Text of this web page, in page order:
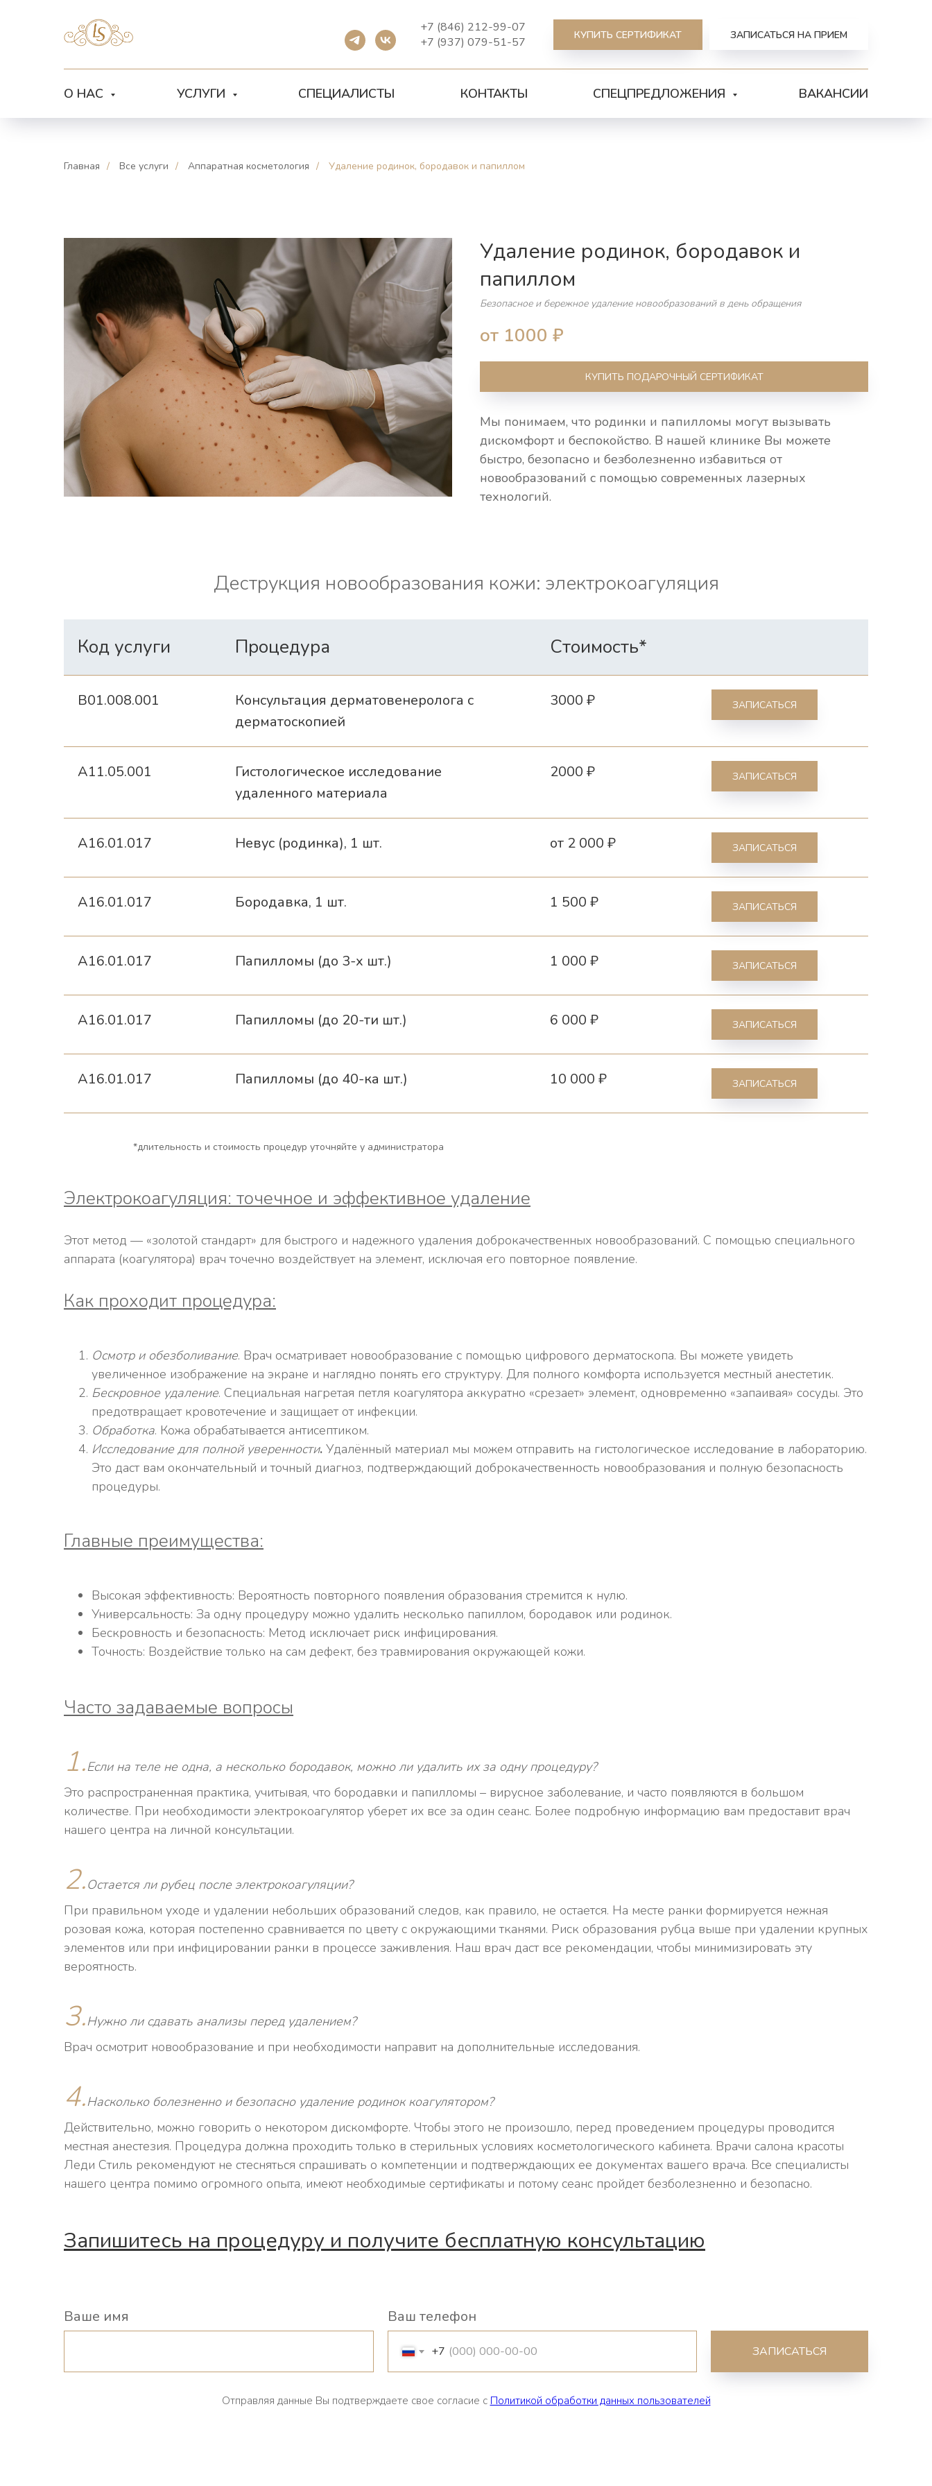
+7 (846) 212-99-07
+7 (937) 079-51-57
КУПИТЬ СЕРТИФИКАТ ЗАПИСАТЬСЯ НА ПРИЕМ
О НАС УСЛУГИ СПЕЦИАЛИСТЫ КОНТАКТЫ СПЕЦПРЕДЛОЖЕНИЯ ВАКАНСИИ
Главная / Все услуги / Аппаратная косметология / Удаление родинок, бородавок и папиллом
Удаление родинок, бородавок и
папиллом
Безопасное и бережное удаление новообразований в день обращения
от 1000 ₽
КУПИТЬ ПОДАРОЧНЫЙ СЕРТИФИКАТ
Мы понимаем, что родинки и папилломы могут вызывать
дискомфорт и беспокойство. В нашей клинике Вы можете
быстро, безопасно и безболезненно избавиться от
новообразований с помощью современных лазерных
технологий.
Деструкция новообразования кожи: электрокоагуляция
Код услуги Процедура Стоимость*
B01.008.001
Консультация дерматовенеролога с
дерматоскопией
3000 ₽ ЗАПИСАТЬСЯ
A11.05.001
Гистологическое исследование
удаленного материала
2000 ₽ ЗАПИСАТЬСЯ
A16.01.017 Невус (родинка), 1 шт. от 2 000 ₽ ЗАПИСАТЬСЯ
A16.01.017 Бородавка, 1 шт. 1 500 ₽ ЗАПИСАТЬСЯ
A16.01.017 Папилломы (до 3-х шт.) 1 000 ₽ ЗАПИСАТЬСЯ
A16.01.017 Папилломы (до 20-ти шт.) 6 000 ₽ ЗАПИСАТЬСЯ
A16.01.017 Папилломы (до 40-ка шт.) 10 000 ₽ ЗАПИСАТЬСЯ
*длительность и стоимость процедур уточняйте у администратора
Электрокоагуляция: точечное и эффективное удаление
Этот метод — «золотой стандарт» для быстрого и надежного удаления доброкачественных новообразований. С помощью специального
аппарата (коагулятора) врач точечно воздействует на элемент, исключая его повторное появление.
Как проходит процедура:
Осмотр и обезболивание. Врач осматривает новообразование с помощью цифрового дерматоскопа. Вы можете увидеть
увеличенное изображение на экране и наглядно понять его структуру. Для полного комфорта используется местный анестетик.
Бескровное удаление. Специальная нагретая петля коагулятора аккуратно «срезает» элемент, одновременно «запаивая» сосуды. Это
предотвращает кровотечение и защищает от инфекции.
Обработка. Кожа обрабатывается антисептиком.
Исследование для полной уверенности. Удалённый материал мы можем отправить на гистологическое исследование в лабораторию.
Это даст вам окончательный и точный диагноз, подтверждающий доброкачественность новообразования и полную безопасность
процедуры.
Главные преимущества:
Высокая эффективность: Вероятность повторного появления образования стремится к нулю.
Универсальность: За одну процедуру можно удалить несколько папиллом, бородавок или родинок.
Бескровность и безопасность: Метод исключает риск инфицирования.
Точность: Воздействие только на сам дефект, без травмирования окружающей кожи.
Часто задаваемые вопросы
1.Если на теле не одна, а несколько бородавок, можно ли удалить их за одну процедуру?
Это распространенная практика, учитывая, что бородавки и папилломы – вирусное заболевание, и часто появляются в большом
количестве. При необходимости электрокоагулятор уберет их все за один сеанс. Более подробную информацию вам предоставит врач
нашего центра на личной консультации.
2.Остается ли рубец после электрокоагуляции?
При правильном уходе и удалении небольших образований следов, как правило, не остается. На месте ранки формируется нежная
розовая кожа, которая постепенно сравнивается по цвету с окружающими тканями. Риск образования рубца выше при удалении крупных
элементов или при инфицировании ранки в процессе заживления. Наш врач даст все рекомендации, чтобы минимизировать эту
вероятность.
3.Нужно ли сдавать анализы перед удалением?
Врач осмотрит новообразование и при необходимости направит на дополнительные исследования.
4.Насколько болезненно и безопасно удаление родинок коагулятором?
Действительно, можно говорить о некотором дискомфорте. Чтобы этого не произошло, перед проведением процедуры проводится
местная анестезия. Процедура должна проходить только в стерильных условиях косметологического кабинета. Врачи салона красоты
Леди Стиль рекомендуют не стесняться спрашивать о компетенции и подтверждающих ее документах вашего врача. Все специалисты
нашего центра помимо огромного опыта, имеют необходимые сертификаты и потому сеанс пройдет безболезненно и безопасно.
Запишитесь на процедуру и получите бесплатную консультацию
Ваше имя Ваш телефон
+7 ЗАПИСАТЬСЯ
Отправляя данные Вы подтверждаете свое согласие с Политикой обработки данных пользователей